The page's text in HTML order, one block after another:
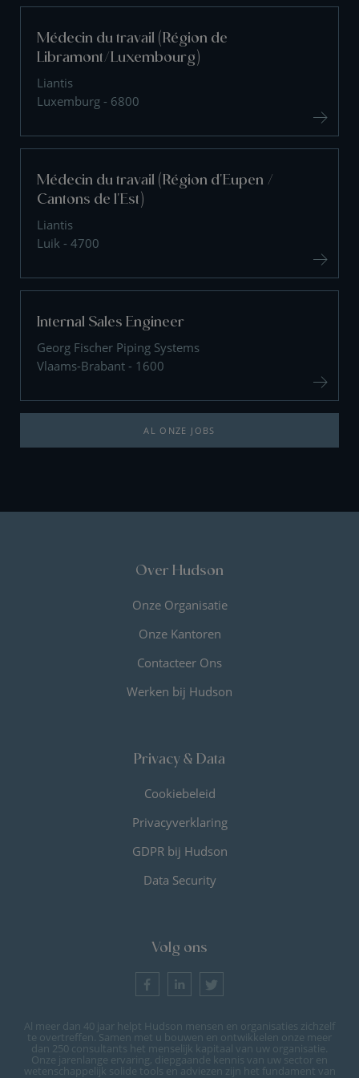
Médecin du travail (Région de
Libramont/Luxembourg)
Liantis
Luxemburg - 6800
Médecin du travail (Région d'Eupen /
Cantons de l'Est)
Liantis
Luik - 4700
Internal Sales Engineer
Georg Fischer Piping Systems
Vlaams-Brabant - 1600
AL ONZE JOBS
Over Hudson
Onze Organisatie
Onze Kantoren
Contacteer Ons
Werken bij Hudson
Privacy & Data
Cookiebeleid
Privacyverklaring
GDPR bij Hudson
Data Security
Volg ons
Al meer dan 40 jaar helpt Hudson mensen en organisaties zichzelf
te overtreffen. Samen met u bouwen en ontwikkelen onze meer
dan 250 consultants het menselijk kapitaal van uw organisatie.
Onze jarenlange ervaring, diepgaande kennis van uw sector en
wetenschappelijk solide tools en adviezen zijn het fundament van